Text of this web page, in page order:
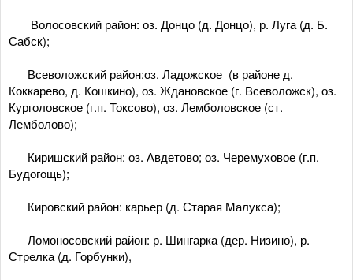
­ Волосовский район: оз. Донцо (д. Донцо), р. Луга (д. Б.
Сабск);
­ Всеволожский район:оз. Ладожское (в районе д.
Коккарево, д. Кошкино), оз. Ждановское (г. Всеволожск), оз.
Курголовское (г.п. Токсово), оз. Лемболовское (ст.
Лемболово);
­ Киришский район: оз. Авдетово; оз. Черемуховое (г.п.
Будогощь);
­ Кировский район: карьер (д. Старая Малукса);
­ Ломоносовский район: р. Шингарка (дер. Низино), р.
Стрелка (д. Горбунки),